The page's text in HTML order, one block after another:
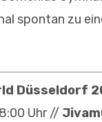
spontan zu
Düsseldorf
Uhr //